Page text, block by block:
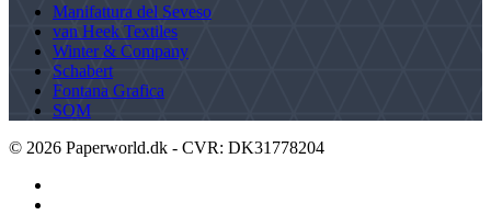
Manifattura del Seveso
van Heek Textiles
Winter & Company
Schabert
Fontana Grafica
SOM
© 2026 Paperworld.dk - CVR: DK31778204